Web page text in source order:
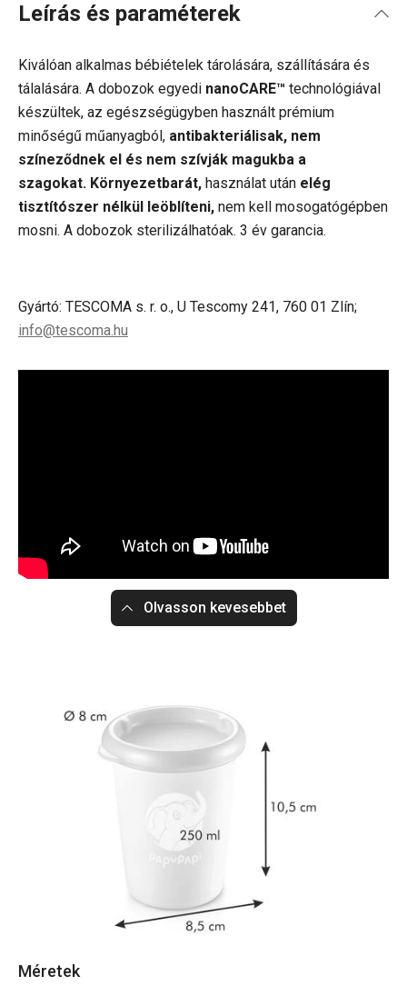
Leírás és paraméterek
Kiválóan alkalmas bébiételek tárolására, szállítására és
tálalására. A dobozok egyedi nanoCARE™ technológiával
készültek, az egészségügyben használt prémium
minőségű műanyagból, antibakteriálisak, nem
színeződnek el és nem szívják magukba a
szagokat. Környezetbarát, használat után elég
tisztítószer nélkül leöblíteni, nem kell mosogatógépben
mosni. A dobozok sterilizálhatóak. 3 év garancia.
Gyártó: TESCOMA s. r. o., U Tescomy 241, 760 01 Zlín;
info@tescoma.hu
Olvasson kevesebbet
Méretek